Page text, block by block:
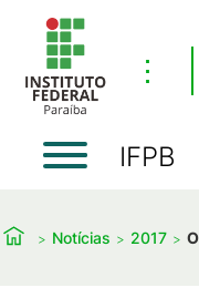
⋮
IFPB
Notícias 2017